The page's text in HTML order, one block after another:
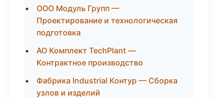
ООО Модуль Групп —
Проектирование и технологическая
подготовка
АО Комплект TechPlant —
Контрактное производство
Фабрика Industrial Контур — Сборка
узлов и изделий